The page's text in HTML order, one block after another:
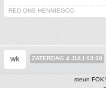
RED ONS HENNIEGOD
wk ZATERDAG 4 JULI 03:30
steun